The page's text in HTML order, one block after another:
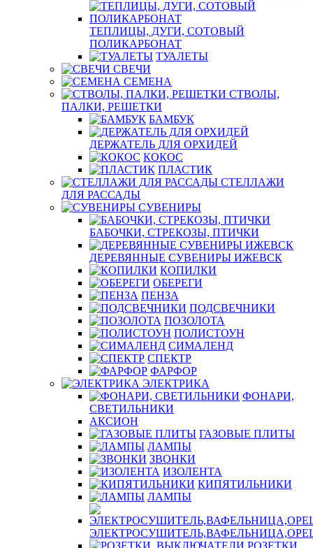
ТЕПЛИЦЫ, ДУГИ, СОТОВЫЙ
ПОЛИКАРБОНАТ
ТУАЛЕТЫ
СВЕЧИ
СЕМЕНА
СТВОЛЫ,
ПАЛКИ, РЕШЕТКИ
БАМБУК
ДЕРЖАТЕЛЬ ДЛЯ ОРХИДЕЙ
КОКОС
ПЛАСТИК
СТЕЛЛАЖИ
ДЛЯ РАССАДЫ
СУВЕНИРЫ
БАБОЧКИ, СТРЕКОЗЫ, ПТИЧКИ
ДЕРЕВЯННЫЕ СУВЕНИРЫ ИЖЕВСК
КОПИЛКИ
ОБЕРЕГИ
ПЕНЗА
ПОДСВЕЧНИКИ
ПОЗОЛОТА
ПОЛИСТОУН
СИМАЛЕНД
СПЕКТР
ФАРФОР
ЭЛЕКТРИКА
ФОНАРИ,
СВЕТИЛЬНИКИ
АКСИОН
ГАЗОВЫЕ ПЛИТЫ
ЛАМПЫ
ЗВОНКИ
ИЗОЛЕНТА
КИПЯТИЛЬНИКИ
ЛАМПЫ
РОЗЕТКИ,